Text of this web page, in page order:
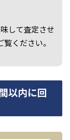
して査定させ
ください。
以内に回